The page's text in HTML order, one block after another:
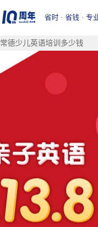
省时 · 省钱 · 专
常德少儿英语培训多少钱